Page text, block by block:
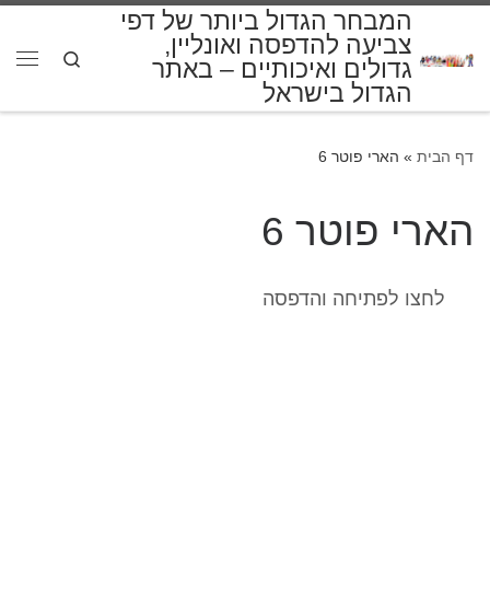
המבחר הגדול ביותר של דפי
צביעה להדפסה ואונליין,
גדולים ואיכותיים – באתר
הגדול בישראל
Search
דף הבית » הארי פוטר 6
הארי פוטר 6
לחצו לפתיחה והדפסה